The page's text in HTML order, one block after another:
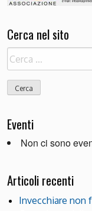
Cerca nel sito
Ricerca
per:
Eventi
Non ci sono
Articoli recenti
Invecchiare non